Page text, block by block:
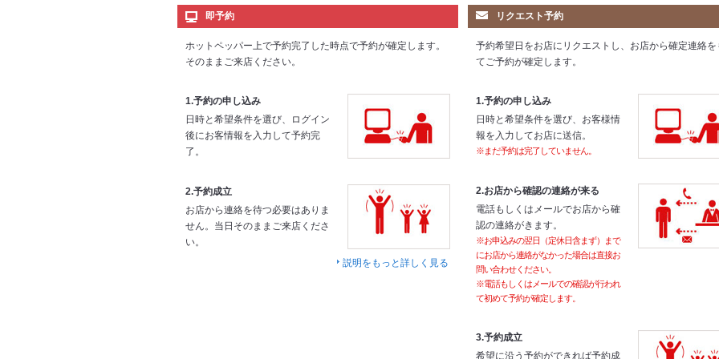
即予約
ホットペッパー上で予約完了した時点で予約が確定します。
そのままご来店ください。
1.予約の申し込み
日時と希望条件を選び、ログイン
後にお客情報を入力して予約完
了。
2.予約成立
お店から連絡を待つ必要はありま
せん。当日そのままご来店くださ
い。
説明をもっと詳しく見る
リクエスト予約
予約希望日をお店にリクエストし、お店から確定連絡を
てご予約が確定します。
1.予約の申し込み
日時と希望条件を選び、お客様情
報を入力してお店に送信。
※まだ予約は完了していません。
2.お店から確認の連絡が来る
電話もしくはメールでお店から確
認の連絡がきます。
※お申込みの翌日（定休日含まず）まで
にお店から連絡がなかった場合は直接お
問い合わせください。
※電話もしくはメールでの確認が行われ
て初めて予約が確定します。
3.予約成立
希望に沿う予約ができれば予約成